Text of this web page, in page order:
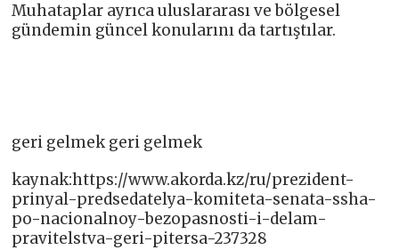
Muhataplar ayrıca uluslararası ve bölgesel
gündemin güncel konularını da tartıştılar.
geri gelmek geri gelmek
kaynak:https://www.akorda.kz/ru/prezident-
prinyal-predsedatelya-komiteta-senata-ssha-
po-nacionalnoy-bezopasnosti-i-delam-
pravitelstva-geri-pitersa-237328